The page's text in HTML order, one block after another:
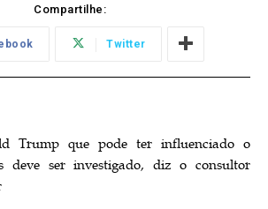
Compartilhe:
Twitter
Trump que pode ter influenciado o
deve ser investigado, diz o consultor